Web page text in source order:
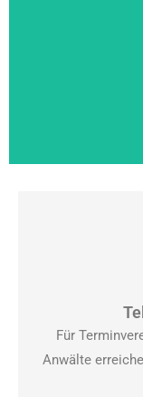
Seit mehr als
Kompetenz
Arbeitsrecht,
Für
Anwälte